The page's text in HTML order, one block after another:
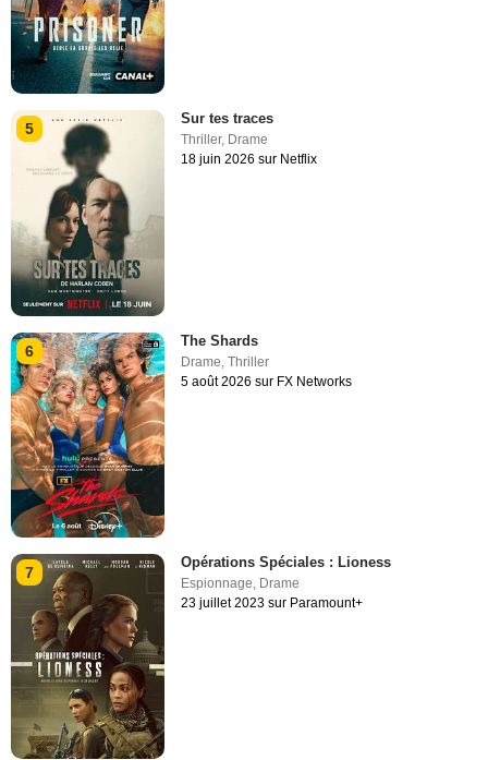
5
Sur tes traces
Thriller, Drame
18 juin 2026 sur Netflix
6
The Shards
Drame ,Thriller
5 août 2026 sur FX Networks
7
Opérations Spéciales : Lioness
Espionnage, Drame
23 juillet 2023 sur Paramount+